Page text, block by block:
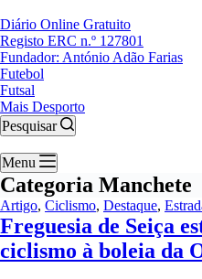
Diário Online Gratuito
Registo ERC n.º 127801
Fundador: António Adão Farias
Futebol
Futsal
Mais Desporto
Pesquisar
Menu
Categoria Manchete
Artigo, Ciclismo, Destaque,
Freguesia de Seiça
ciclismo à boleia da